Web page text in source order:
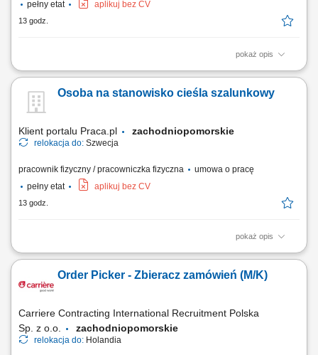
pełny etat
aplikuj bez CV
13 godz.
pokaż opis
Wykonywanie konstrukcji stalowych, zbrojenia, szkieletów i siatek
Osoba na stanowisko cieśla szalunkowy
Klient portalu Praca.pl zachodniopomorskie
relokacja do: Szwecja
pracownik fizyczny / pracowniczka fizyczna
umowa o pracę
pełny etat
aplikuj bez CV
13 godz.
pokaż opis
Wykonywanie prac z użyciem szalunków systemowych (np. PERI,
kosmetyka i zacieranie powierzchni betonowych. Udział w prestiżowych
projektach budowlanych (np. ekologiczna huta stali, oczyszczalnia
Order Picker - Zbieracz zamówień (M/K)
Carriere Contracting International Recruitment Polska
Sp. z o.o.
zachodniopomorskie
relokacja do: Holandia